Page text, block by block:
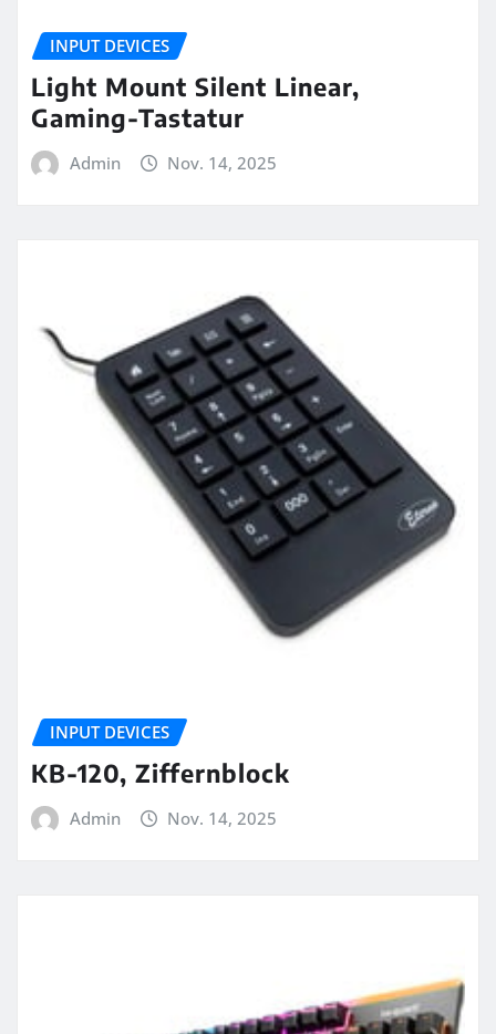
INPUT DEVICES
Light Mount Silent Linear,
Gaming-Tastatur
Admin Nov. 14, 2025
INPUT DEVICES
KB-120, Ziffernblock
Admin Nov. 14, 2025